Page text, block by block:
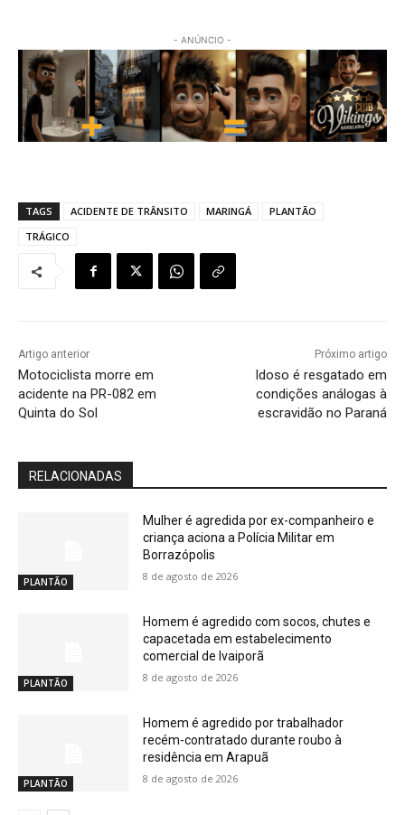
- ANÚNCIO -
TAGS ACIDENTE DE TRÂNSITO MARINGÁ
PLANTÃO
TRÁGICO
Artigo anterior
Motociclista morre em
acidente na PR-082 em
Quinta do Sol
Próximo artigo
Idoso é resgatado em
condições análogas à
escravidão no Paraná
RELACIONADAS
PLANTÃO
Mulher é agredida por ex-companheiro e
criança aciona a Polícia Militar em
Borrazópolis
8 de agosto de 2026
PLANTÃO
Homem é agredido com socos, chutes e
capacetada em estabelecimento
comercial de Ivaiporã
8 de agosto de 2026
PLANTÃO
Homem é agredido por trabalhador
recém-contratado durante roubo à
residência em Arapuã
8 de agosto de 2026